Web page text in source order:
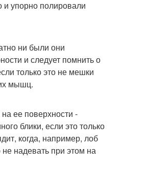
упорно полировали
ни были они
и следует помнить о
только это не мешки
мышц.
ее поверхности -
блики, если это только
когда, например, лоб
не надевать при этом на